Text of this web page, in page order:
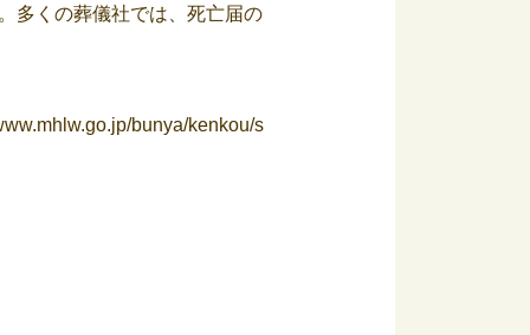
多くの葬儀社では、死亡届の
bunya/kenkou/s